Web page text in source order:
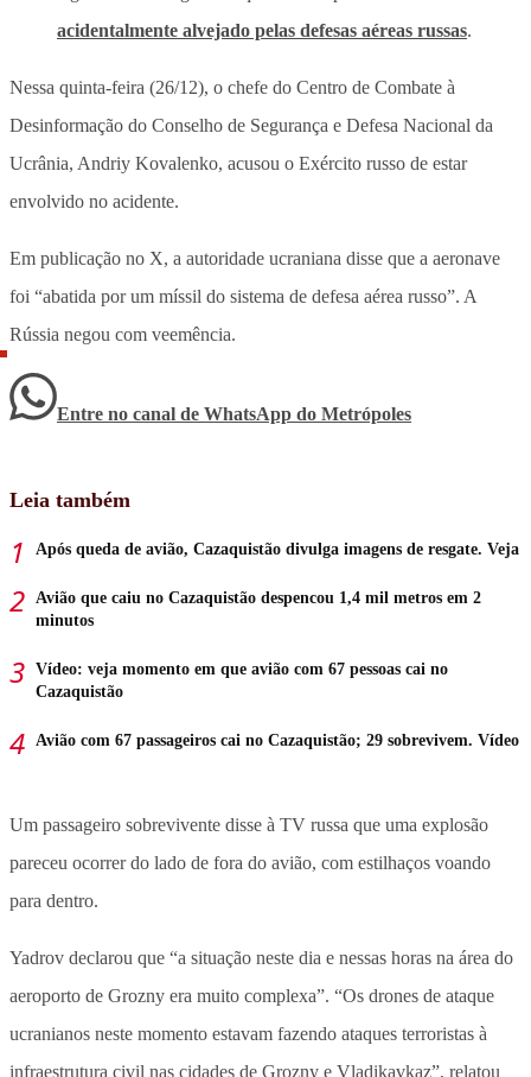
acidentalmente alvejado pelas defesas aéreas russas.
Nessa quinta-feira (26/12), o chefe do Centro de Combate à
Desinformação do Conselho de Segurança e Defesa Nacional da
Ucrânia, Andriy Kovalenko, acusou o Exército russo de estar
envolvido no acidente.
Em publicação no X, a autoridade ucraniana disse que a aeronave
foi “abatida por um míssil do sistema de defesa aérea russo”. A
Rússia negou com veemência.
Entre no canal de WhatsApp do Metrópoles
Leia também
Após queda de avião, Cazaquistão divulga imagens de resgate. Veja
Avião que caiu no Cazaquistão despencou 1,4 mil metros em 2
minutos
Vídeo: veja momento em que avião com 67 pessoas cai no
Cazaquistão
Avião com 67 passageiros cai no Cazaquistão; 29 sobrevivem. Vídeo
Um passageiro sobrevivente disse à TV russa que uma explosão
pareceu ocorrer do lado de fora do avião, com estilhaços voando
para dentro.
Yadrov declarou que “a situação neste dia e nessas horas na área do
aeroporto de Grozny era muito complexa”. “Os drones de ataque
ucranianos neste momento estavam fazendo ataques terroristas à
infraestrutura civil nas cidades de Grozny e Vladikavkaz”, relatou